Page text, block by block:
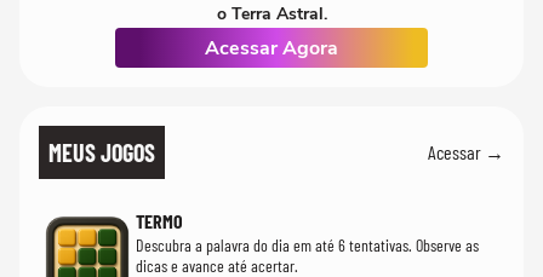
o Terra Astral.
Acessar Agora
MEUS JOGOS Acessar →
TERMO
Descubra a palavra do dia em até 6 tentativas. Observe as
dicas e avance até acertar.